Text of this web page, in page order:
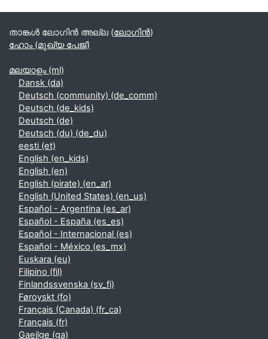
Supplementary blocks
താങ്കള്‍ ലോഗിന്‍ അല്ല (ലോഗിന്‍)
ഹോം (മുഖ്യ പേജ്‌)
മലയാളം ‎(ml)‎
Dansk ‎(da)‎
Deutsch (community) ‎(de_comm)‎
Deutsch ‎(de_kids)‎
Deutsch ‎(de)‎
Deutsch (du) ‎(de_du)‎
eesti ‎(et)‎
English ‎(en_kids)‎
English ‎(en)‎
English (pirate) ‎(en_ar)‎
English (United States) ‎(en_us)‎
Español - Argentina ‎(es_ar)‎
Español - España ‎(es_es)‎
Español - Internacional ‎(es)‎
Español - México ‎(es_mx)‎
Euskara ‎(eu)‎
Filipino ‎(fil)‎
Finlandssvenska ‎(sv_fi)‎
Føroyskt ‎(fo)‎
Français (Canada) ‎(fr_ca)‎
Français ‎(fr)‎
Gaeilge ‎(ga)‎